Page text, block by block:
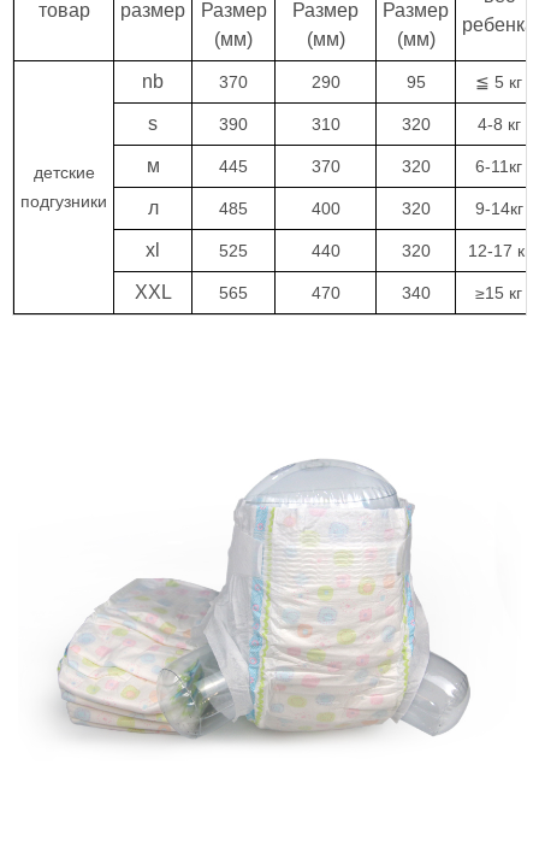
товар размер
Размер
(мм)
Размер
(мм)
Размер
(мм)
ребенка
детские
подгузники
nb 370 290 95 ≦ 5 кг
s 390 310 320 4-8 кг
м 445 370 320 6-11кг
л 485 400 320 9-14кг
xl 525 440 320 12-17 кг
XXL 565 470 340 ≥15 кг